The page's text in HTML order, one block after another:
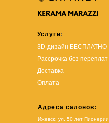
Услуги:
3D-дизайн БЕСПЛАТНО
Рассрочка без переплат
Доставка
Оплата
Адреса салонов:
Ижевск, ул. 50 лет